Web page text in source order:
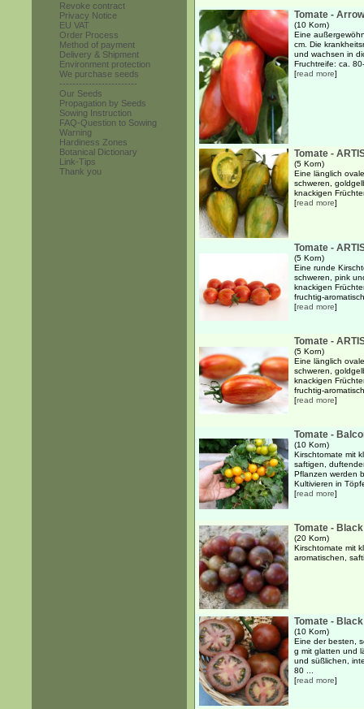
Revoke contract
Privacy Notice
EU VAT
Order Process
Method of payment
Delivery & Shipment
Environment protection
We purchase seeds
------------------------
Our Seeds
Propagation by Seeds
Sowing Instruction
FAQ-Question to Sowing
Warning
Hardiness Zones
Botanical Dictionary
Link-Tips
Thank you
Tomate - Arrow
(10 Korn)
Eine
cm. Die
und wachsen in
Fruchtreife: ca.
[read more]
Tomate -
(5 Korn)
Eine länglich
schweren,
knackigen
[read more]
Tomate -
(5 Korn)
Eine runde
schweren, pink
knackigen
fruchtig-
[read more]
Tomate -
(5 Korn)
Eine länglich
schweren,
knackigen
fruchtig-
[read more]
Tomate -
(10 Korn)
Kirschtomate mit
saftigen,
Pflanzen werden
Kultivieren in
[read more]
Tomate -
(20 Korn)
Kirschtomate mit
aromatischen,
Tomate -
(10 Korn)
Eine der besten,
g mit glatten und
und süßlichen,
80 ...
[read more]